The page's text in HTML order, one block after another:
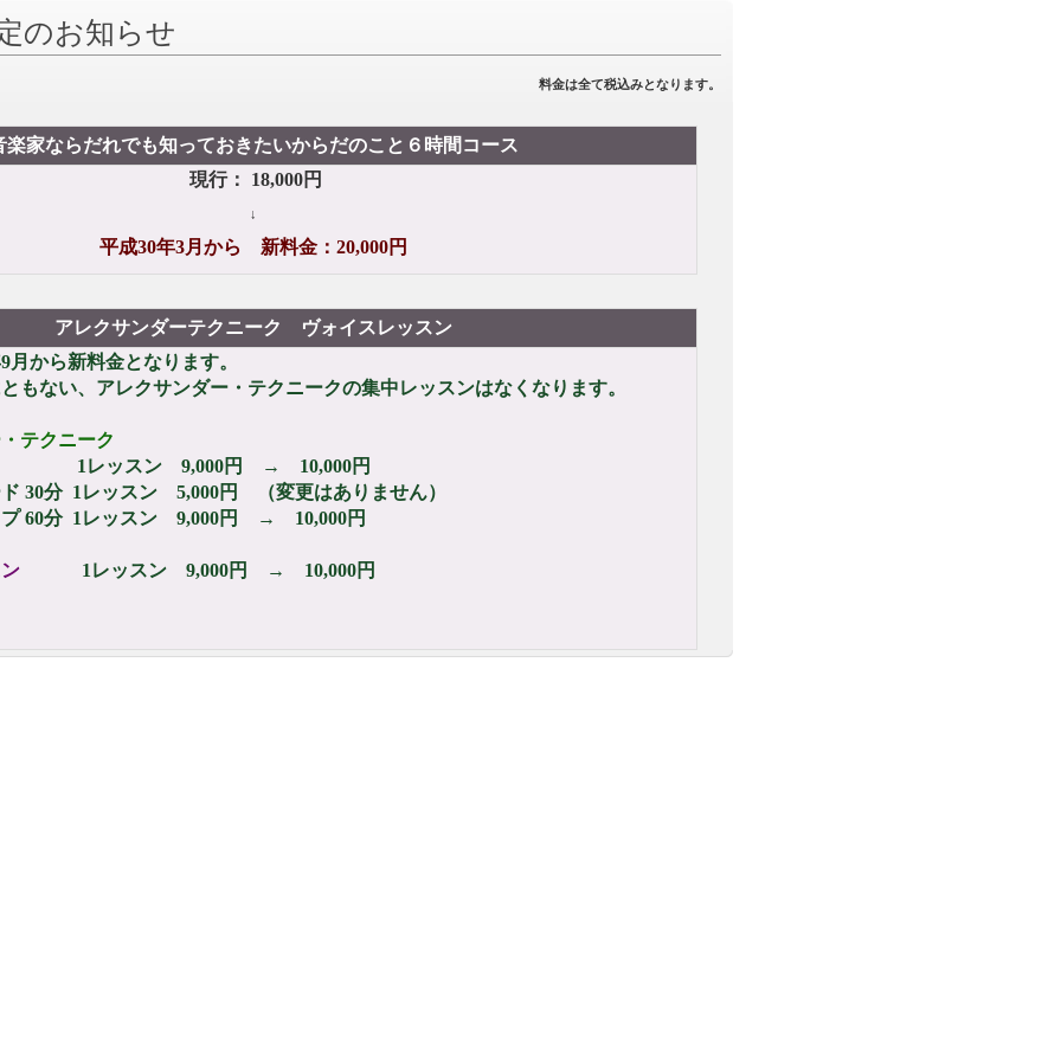
のお知らせ
料金は全て税込みとなります。
楽家ならだれでも知っておきたいからだのこと６時間コース
現行： 18,000円
↓
平成30年3月から 新料金：20,000円
アレクサンダーテクニーク ヴォイスレッスン
新料金となります。
アレクサンダー・テクニークの集中レッスンはなくなります。
テクニーク
スン 9,000円 → 10,000円
1レッスン 5,000円 （変更はありません）
1レッスン 9,000円 → 10,000円
1レッスン 9,000円 → 10,000円